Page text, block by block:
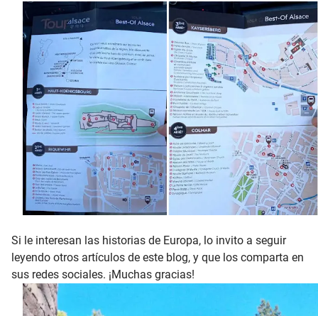
Si le interesan las historias de Europa, lo invito a seguir
leyendo otros artículos de este blog, y que los comparta en
sus redes sociales. ¡Muchas gracias!